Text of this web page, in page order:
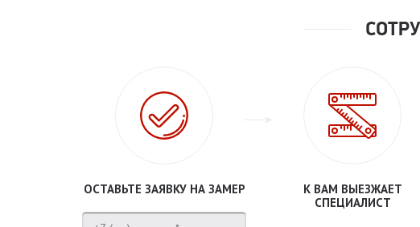
ОСТАВЬТЕ ЗАЯВКУ НА ЗАМЕР
К ВАМ ВЫЕЗЖАЕТ
СПЕЦИАЛИСТ